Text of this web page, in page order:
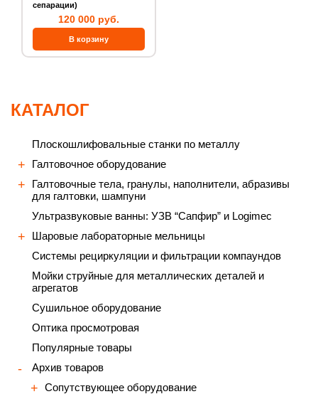
КАТАЛОГ
Плоскошлифовальные станки по металлу
Галтовочное оборудование
Галтовочные тела, гранулы, наполнители, абразивы
для галтовки, шампуни
Ультразвуковые ванны: УЗВ “Сапфир” и Logimec
Шаровые лабораторные мельницы
Cистемы рециркуляции и фильтрации компаундов
Мойки струйные для металлических деталей и
агрегатов
Сушильное оборудование
Оптика просмотровая
Популярные товары
Архив товаров
Сопутствующее оборудование
сепарации)
120 000 руб.